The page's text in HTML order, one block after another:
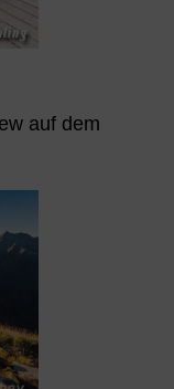
auf dem